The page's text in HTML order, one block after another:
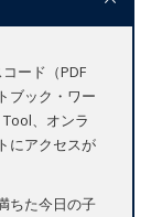
ード（PDF
ブック・ワー
、オンラ
にアクセスが
ちた今日の子